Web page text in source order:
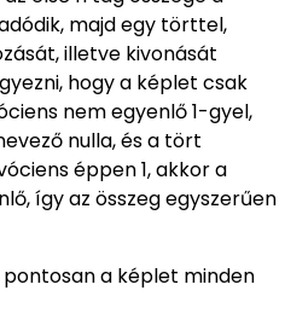
majd egy törttel,
illetve kivonását
hogy a képlet csak
nem egyenlő 1-gyel,
nulla, és a tört
éppen 1, akkor a
így az összeg egyszerűen
pontosan a képlet minden